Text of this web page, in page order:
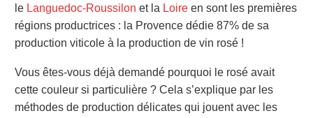
le Languedoc-Roussilon et la Loire en sont les premières
régions productrices : la Provence dédie 87% de sa
production viticole à la production de vin rosé !
Vous êtes-vous déjà demandé pourquoi le rosé avait
cette couleur si particulière ? Cela s’explique par les
méthodes de production délicates qui jouent avec les